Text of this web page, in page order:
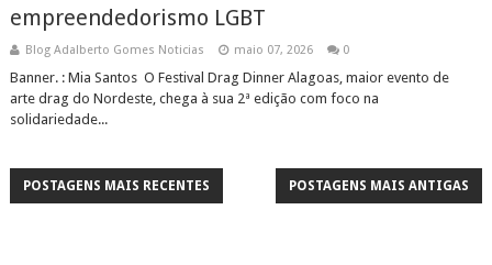
empreendedorismo LGBT
Blog Adalberto Gomes Noticias maio 07, 2026 0
Banner. : Mia Santos O Festival Drag Dinner Alagoas, maior evento de
arte drag do Nordeste, chega à sua 2ª edição com foco na
solidariedade...
POSTAGENS MAIS RECENTES POSTAGENS MAIS ANTIGAS